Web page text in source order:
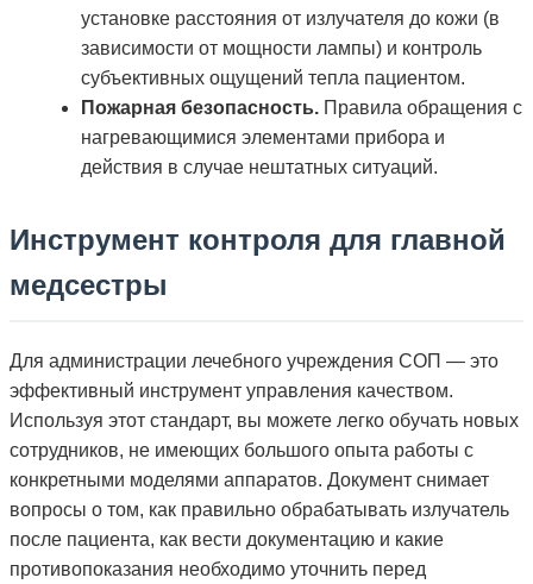
установке расстояния от излучателя до кожи (в
зависимости от мощности лампы) и контроль
субъективных ощущений тепла пациентом.
Пожарная безопасность. Правила обращения с
нагревающимися элементами прибора и
действия в случае нештатных ситуаций.
Инструмент контроля для главной
медсестры
Для администрации лечебного учреждения СОП — это
эффективный инструмент управления качеством.
Используя этот стандарт, вы можете легко обучать новых
сотрудников, не имеющих большого опыта работы с
конкретными моделями аппаратов. Документ снимает
вопросы о том, как правильно обрабатывать излучатель
после пациента, как вести документацию и какие
противопоказания необходимо уточнить перед